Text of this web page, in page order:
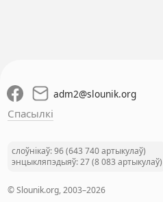
adm2@slounik.org
Спасылкі
слоўнікаў: 96 (643 740 артыкулаў)
энцыкляпэдыяў: 27 (8 083 артыкулаў)
© Slounik.org, 2003–2026